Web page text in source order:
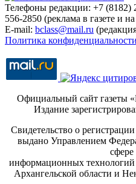
Телефоны редакции: +7 (8182)
556-2850 (реклама в газете и
E-mail: bclass@mail.ru
Политика
Официальный сайт
Издание
Свидетельство о
выдано Управлением
сфере
информационных
Архангельской области и